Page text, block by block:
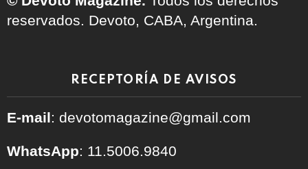
reservados. Devoto, CABA, Argentina.
RECEPTORÍA DE AVISOS
E-mail: devotomagazine@gmail.com
WhatsApp: 11.5006.9840